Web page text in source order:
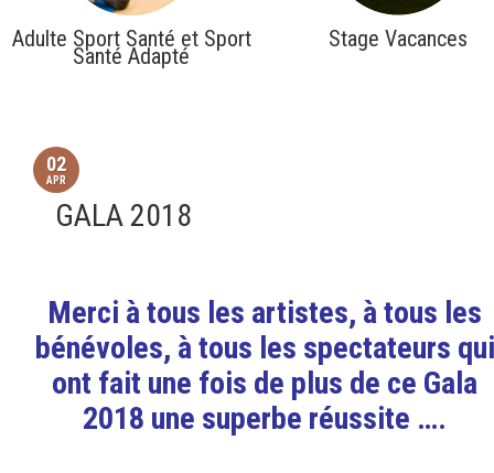
Adulte Sport Santé et Sport
Santé Adapté
Stage Vacances
02
APR
GALA 2018
Merci à tous les artistes, à tous les
bénévoles, à tous les spectateurs qui
ont fait une fois de plus de ce Gala
2018 une superbe réussite ….